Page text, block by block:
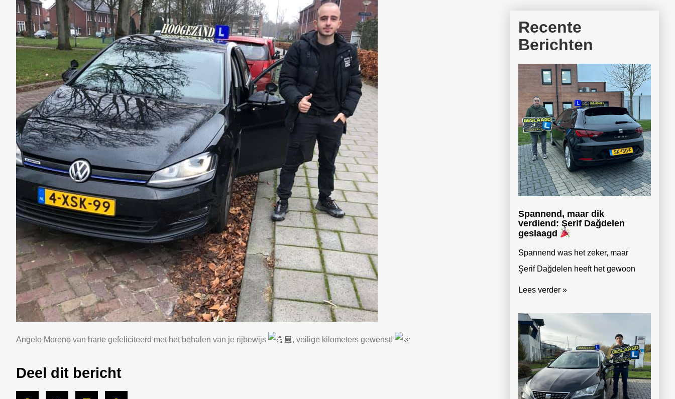
Angelo Moreno van harte gefeliciteerd met het behalen van je rijbewijs , veilige kilometers gewenst!
Deel dit bericht
Recente
Berichten
Spannend, maar dik
verdiend: Şerif Dağdelen
geslaagd
Spannend was het zeker, maar
Şerif Dağdelen heeft het gewoon
Lees verder »